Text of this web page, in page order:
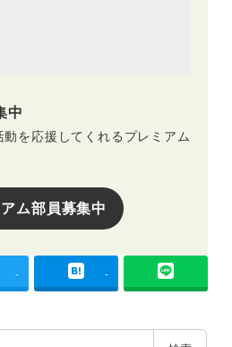
中
を応援してくれるプレミアム
ム部員募集中
- -